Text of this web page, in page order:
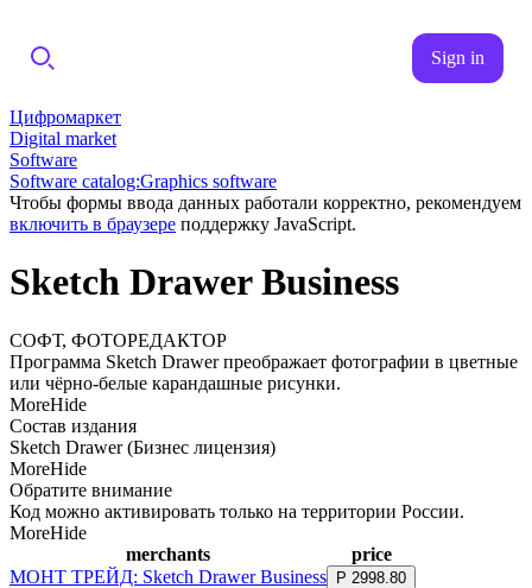
Sign in
Цифромаркет
Digital market
Software
Software catalog:Graphics software
Чтобы формы ввода данных работали корректно, рекомендуем
включить в браузере поддержку JavaScript.
Sketch Drawer Business
СОФТ, ФОТОРЕДАКТОР
Программа Sketch Drawer преображает фотографии в цветные
или чёрно-белые карандашные рисунки.
MoreHide
Состав издания
Sketch Drawer (Бизнес лицензия)
MoreHide
Обратите внимание
Код можно активировать только на территории России.
MoreHide
merchants
price
МОНТ ТРЕЙД: Sketch Drawer Business
Р 2998 80